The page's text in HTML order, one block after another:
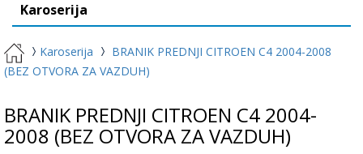
Karoserija
Karoserija
BRANIK PREDNJI CITROEN C4 2004-2008
(BEZ OTVORA ZA VAZDUH)
BRANIK PREDNJI CITROEN C4 2004-
2008 (BEZ OTVORA ZA VAZDUH)